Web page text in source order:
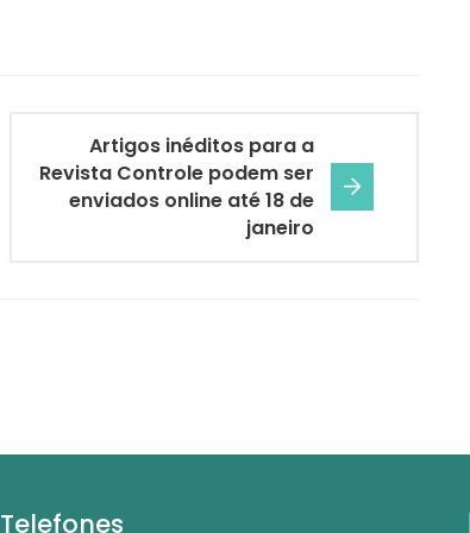
Artigos inéditos para a
Revista Controle podem ser
enviados online até 18 de
janeiro
Telefones